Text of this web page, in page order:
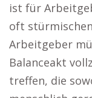
ist für
oft
Arbeitgeber
Balanceakt
treffen, die